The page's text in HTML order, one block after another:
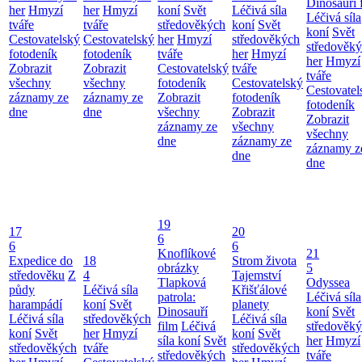
her Hmyzí
tváře
Cestovatelský
fotodeník
Zobrazit
všechny
záznamy ze
dne
her Hmyzí
tváře
Cestovatelský
fotodeník
Zobrazit
všechny
záznamy ze
dne
koní Svět
středověkých
her Hmyzí
tváře
Cestovatelský
fotodeník
Zobrazit
všechny
záznamy ze
dne
Léčivá síla
koní Svět
středověkých
her Hmyzí
tváře
Cestovatelský
fotodeník
Zobrazit
všechny
záznamy ze
dne
Dinosauří
Léčivá síla
koní Svět
her Hmyzí
tváře
fotodeník
Zobrazit
všechny
záznamy
dne
17
6
Expedice do
středověku Z
půdy
harampádí
Léčivá síla
koní Svět
středověkých
18
4
Léčivá síla
koní Svět
středověkých
her Hmyzí
tváře
19
6
Knoflíkové
obrázky
Tlapková
patrola:
Dinosauří
film Léčivá
síla koní Svět
středověkých
20
6
Strom života
Tajemství
Křišťálové
planety
Léčivá síla
koní Svět
středověkých
21
5
Odyssea
Léčivá síla
koní Svět
her Hmyzí
tváře